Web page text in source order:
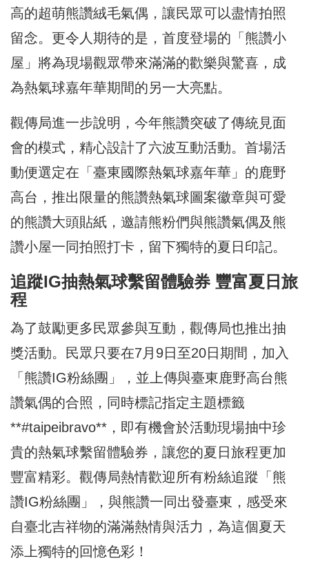
高的超萌熊讚絨毛氣偶，讓民眾可以盡情拍照
留念。更令人期待的是，首度登場的「熊讚小
屋」將為現場觀眾帶來滿滿的歡樂與驚喜，成
為熱氣球嘉年華期間的另一大亮點。
觀傳局進一步說明，今年熊讚突破了傳統見面
會的模式，精心設計了六波互動活動。首場活
動便選定在「臺東國際熱氣球嘉年華」的鹿野
高台，推出限量的熊讚熱氣球圖案徽章與可愛
的熊讚大頭貼紙，邀請熊粉們與熊讚氣偶及熊
讚小屋一同拍照打卡，留下獨特的夏日印記。
追蹤IG抽熱氣球繫留體驗券 豐富夏日旅
程
為了鼓勵更多民眾參與互動，觀傳局也推出抽
獎活動。民眾只要在7月9日至20日期間，加入
「熊讚IG粉絲團」，並上傳與臺東鹿野高台熊
讚氣偶的合照，同時標記指定主題標籤
**#taipeibravo**，即有機會於活動現場抽中珍
貴的熱氣球繫留體驗券，讓您的夏日旅程更加
豐富精彩。觀傳局熱情歡迎所有粉絲追蹤「熊
讚IG粉絲團」，與熊讚一同出發臺東，感受來
自臺北吉祥物的滿滿熱情與活力，為這個夏天
添上獨特的回憶色彩！